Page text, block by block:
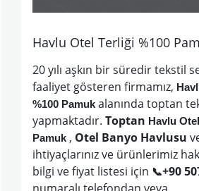
Havlu Otel Terliği %100
20 yılı aşkın bir süredir tekstil
faaliyet gösteren firmamız,
%100 Pamuk alanında toptan
yapmaktadır. Toptan Havlu
Pamuk , Otel Banyo Havlusu
ihtiyaçlarınız ve ürünlerimiz
bilgi ve fiyat listesi için 📞+90